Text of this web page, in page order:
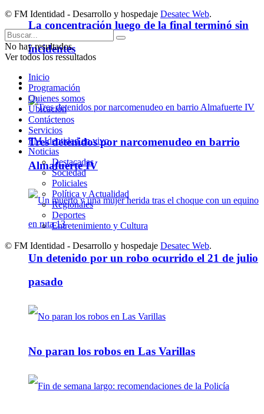
La concentración luego de la final terminó sin
incidentes
Policiales
Tres detenidos por narcomenudeo en barrio
Almafuerte IV
Un detenido por un robo ocurrido el 21 de julio
pasado
No paran los robos en Las Varillas
© FM Identidad - Desarrollo y hospedaje Desatec Web.
No hay resultados.
Ver todos los ressultados
Inicio
Programación
Quienes somos
Ubicación
Contáctenos
Servicios
FM Identidad en vivo
Noticias
Destacadas
Sociedad
Policiales
Política y Actualidad
Regionales
Deportes
Entretenimiento y Cultura
© FM Identidad - Desarrollo y hospedaje Desatec Web.